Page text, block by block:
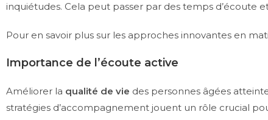
inquiétudes. Cela peut passer par des temps d’écoute
Pour en savoir plus sur les approches innovantes en
Importance de l’écoute active
Améliorer la qualité de vie des personnes âgées
stratégies d’accompagnement jouent un rôle crucial